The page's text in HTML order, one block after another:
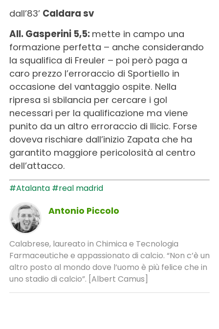
dall’83’ Caldara sv
All. Gasperini 5,5: mette in campo una
formazione perfetta – anche considerando
la squalifica di Freuler – poi però paga a
caro prezzo l’erroraccio di Sportiello in
occasione del vantaggio ospite. Nella
ripresa si sbilancia per cercare i gol
necessari per la qualificazione ma viene
punito da un altro erroraccio di Ilicic. Forse
doveva rischiare dall’inizio Zapata che ha
garantito maggiore pericolosità al centro
dell’attacco.
#Atalanta #real madrid
Antonio Piccolo
Calabrese, laureato in Chimica e Tecnologia
Farmaceutiche e appassionato di calcio. “Non c’è un
altro posto al mondo dove l’uomo è più felice che in
uno stadio di calcio”. [Albert Camus]